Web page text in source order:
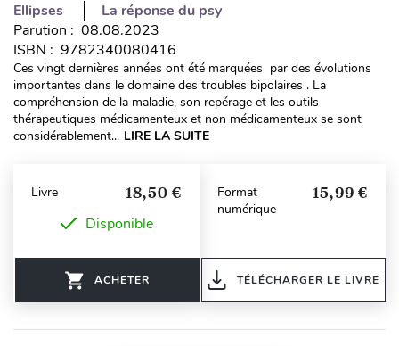
Ellipses
La réponse du psy
Parution : 08.08.2023
ISBN : 9782340080416
Ces vingt dernières années ont été marquées par des évolutions
importantes dans le domaine des troubles bipolaires . La
compréhension de la maladie, son repérage et les outils
thérapeutiques médicamenteux et non médicamenteux se sont
considérablement... LIRE LA SUITE
Livre 18,50 €
Disponible
ACHETER
Format
numérique
15,99 €
TÉLÉCHARGER LE LIVRE